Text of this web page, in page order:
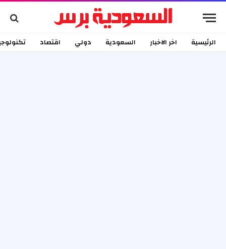
الرئيسية اخر الاخبار السعودية دولي اقتصاد